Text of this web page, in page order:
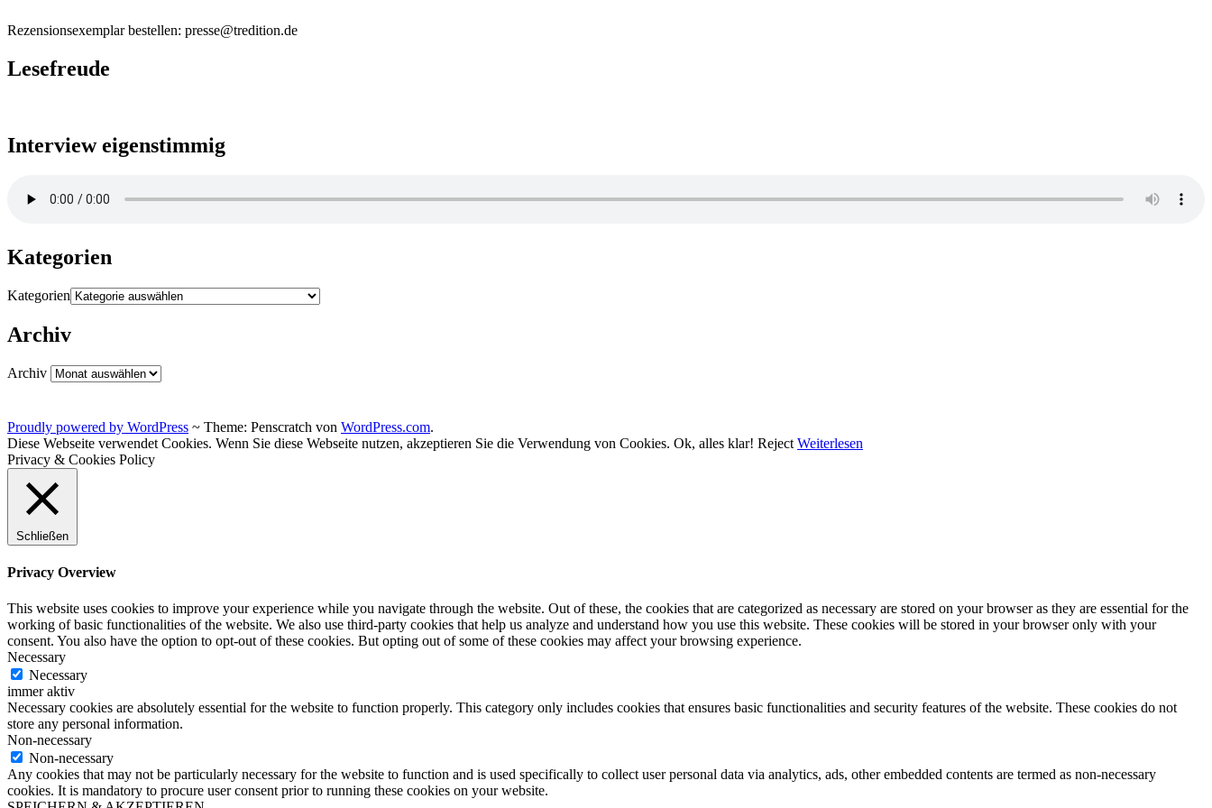
Rezensionsexemplar bestellen: presse@tredition.de
Lesefreude
Interview eigenstimmig
Kategorien
Kategorien
Archiv
Archiv
Proudly powered by WordPress ~ Theme: Penscratch von WordPress.com.
Diese Webseite verwendet Cookies. Wenn Sie diese Webseite nutzen, akzeptieren Sie die Verwendung von Cookies. Ok, alles klar! Reject Weiterlesen
Privacy & Cookies Policy
Schließen
Privacy Overview
This website uses cookies to improve your experience while you navigate through the website. Out of these, the cookies that are categorized as necessary are stored on your browser as they are essential for the
working of basic functionalities of the website. We also use third-party cookies that help us analyze and understand how you use this website. These cookies will be stored in your browser only with your
consent. You also have the option to opt-out of these cookies. But opting out of some of these cookies may affect your browsing experience.
Necessary
Necessary
immer aktiv
Necessary cookies are absolutely essential for the website to function properly. This category only includes cookies that ensures basic functionalities and security features of the website. These cookies do not
store any personal information.
Non-necessary
Non-necessary
Any cookies that may not be particularly necessary for the website to function and is used specifically to collect user personal data via analytics, ads, other embedded contents are termed as non-necessary
cookies. It is mandatory to procure user consent prior to running these cookies on your website.